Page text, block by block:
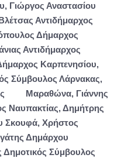
Γιώργος Αναστασίου
Αντιδήμαρχος
Δήμαρχος
Αντιδήμαρχος
Καρπενησίου,
Σύμβουλος Λάρνακας,
Μαραθώνα, Γιάννης
Ναυπακτίας, Δημήτρης
Σκουφά, Χρήστος
Δημάρχου
Σύμβουλος